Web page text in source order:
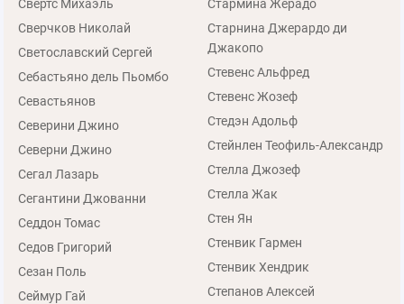
Свертс Михаэль
Сверчков Николай
Светославский Сергей
Себастьяно дель Пьомбо
Севастьянов
Северини Джино
Северни Джино
Сегал Лазарь
Сегантини Джованни
Седдон Томас
Седов Григорий
Сезан Поль
Сеймур Гай
Стармина Жерадо
Старнина Джерардо ди
Джакопо
Стевенс Альфред
Стевенс Жозеф
Стедэн Адольф
Стейнлен Теофиль-Александр
Стелла Джозеф
Стелла Жак
Стен Ян
Стенвик Гармен
Стенвик Хендрик
Степанов Алексей